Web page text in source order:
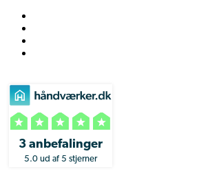
3 anbefalinger
5.0 ud af 5 stjerner